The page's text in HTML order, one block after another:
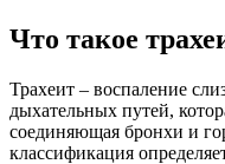
Что такое
Трахеит – воспаление
дыхательных путей,
соединяющая бронхи и
классификация